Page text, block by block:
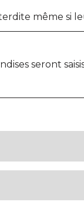
même si
seront